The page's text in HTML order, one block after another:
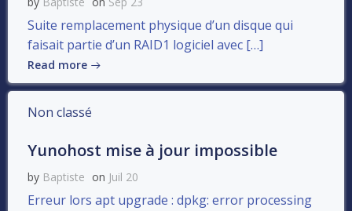
Suite remplacement physique d’un disque qui
faisait partie d’un RAID1 logiciel avec […]
Read more
Non classé
Yunohost mise à jour impossible
by Baptiste on Juil 20
Erreur lors apt upgrade : dpkg: error processing